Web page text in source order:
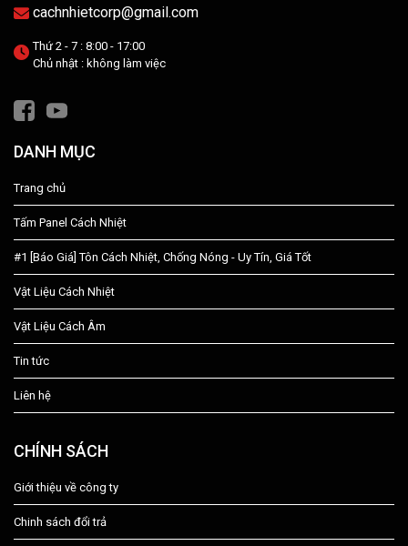
cachnhietcorp@gmail.com
Thứ 2 - 7 : 8:00 - 17:00
Chủ nhật : không làm việc
DANH MỤC
Trang chủ
Tấm Panel Cách Nhiệt
#1 [Báo Giá] Tôn Cách Nhiệt, Chống Nóng - Uy Tín, Giá Tốt
Vật Liệu Cách Nhiệt
Vật Liệu Cách Âm
Tin tức
Liên hệ
CHÍNH SÁCH
Giới thiệu về công ty
Chinh sách đổi trả